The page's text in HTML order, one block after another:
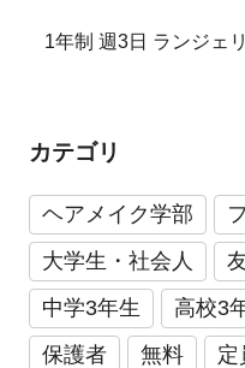
1年制 週3日 ランジェ
カテゴリ
ヘアメイク学部
大学生・社会人
中学3年生
高校3
保護者
無料 定